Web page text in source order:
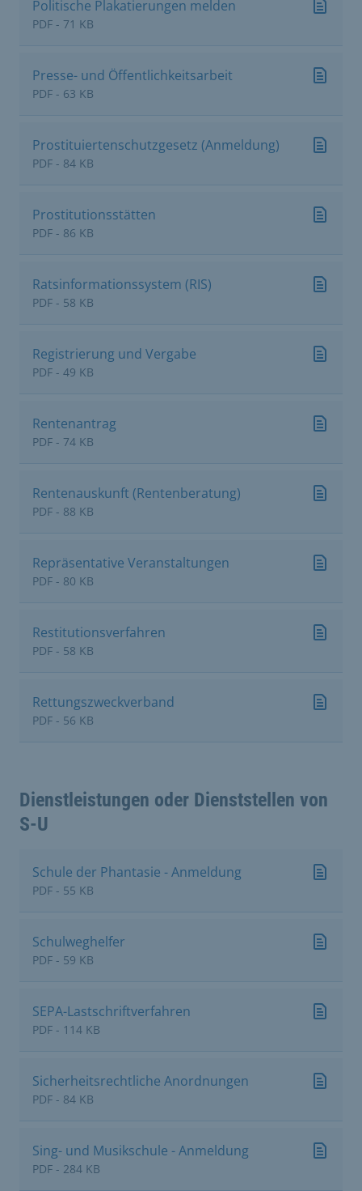
Politische Plakatierungen melden
PDF - 71 KB
Presse- und Öffentlichkeitsarbeit
PDF - 63 KB
Prostituiertenschutzgesetz (Anmeldung)
PDF - 84 KB
Prostitutionsstätten
PDF - 86 KB
Ratsinformationssystem (RIS)
PDF - 58 KB
Registrierung und Vergabe
PDF - 49 KB
Rentenantrag
PDF - 74 KB
Rentenauskunft (Rentenberatung)
PDF - 88 KB
Repräsentative Veranstaltungen
PDF - 80 KB
Restitutionsverfahren
PDF - 58 KB
Rettungszweckverband
PDF - 56 KB
Dienstleistungen oder Dienststellen von
S-U
Schule der Phantasie - Anmeldung
PDF - 55 KB
Schulweghelfer
PDF - 59 KB
SEPA-Lastschriftverfahren
PDF - 114 KB
Sicherheitsrechtliche Anordnungen
PDF - 84 KB
Sing- und Musikschule - Anmeldung
PDF - 284 KB